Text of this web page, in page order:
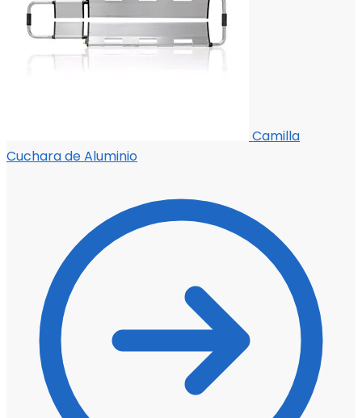
Camilla
Cuchara de Aluminio